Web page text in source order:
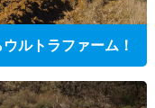
ルトラファーム！